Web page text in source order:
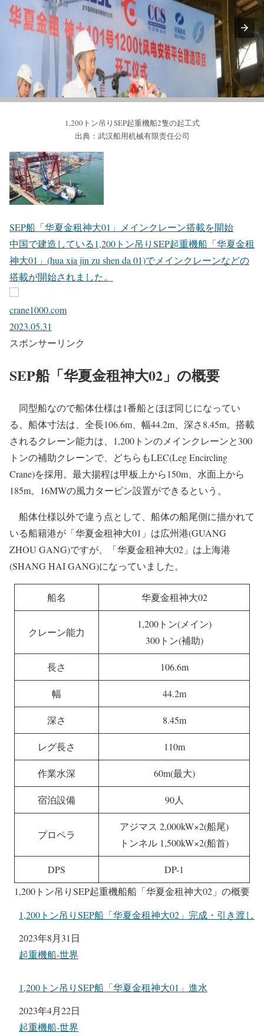
1,200トン吊りSEP起重機船2隻の起工式
出典：武汉船用机械有限责任公司
SEP船「华夏金租神大01」メインクレーン搭載を開始
中国で建造している1,200トン吊りSEP起重機船「华夏金租
神大01」(hua xia jin zu shen da 01)でメインクレーンなどの
搭載が開始されました。
crane1000.com
2023.05.31
スポンサーリンク
SEP船「华夏金租神大02」の概要
同型船なので船体仕様は1番船とほぼ同じになってい
る。船体寸法は、全長106.6m、幅44.2m、深さ8.45m。搭載
されるクレーン能力は、1,200トンのメインクレーンと300
トンの補助クレーンで、どちらもLEC(Leg Encircling
Crane)を採用。最大揚程は甲板上から150m、水面上から
185m。16MWの風力タービン設置ができるという。
船体仕様以外で違う点として、船体の船尾側に描かれて
いる船籍港が「华夏金租神大01」は広州港(GUANG
ZHOU GANG)ですが、「华夏金租神大02」は上海港
(SHANG HAI GANG)になっていました。
船名 华夏金租神大02
クレーン能力
1,200トン(メイン)
300トン(補助)
長さ 106.6m
幅 44.2m
深さ 8.45m
レグ長さ 110m
作業水深 60m(最大)
宿泊設備 90人
プロペラ
アジマス 2,000kW×2(船尾)
トンネル 1,500kW×2(船首)
DPS
DP-1
1,200トン吊りSEP起重機船船「华夏金租神大02」の概要
1,200トン吊りSEP船「华夏金租神大02」完成・引き渡し
日付
2023年8月31日
関連理由
起重機船-世界
1,200トン吊りSEP船「华夏金租神大01」進水
日付
2023年4月22日
関連理由
起重機船-世界